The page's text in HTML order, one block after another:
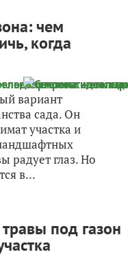
чем
когда
вариант
сада. Он
участка и
радует глаз. Но
в...
под газон